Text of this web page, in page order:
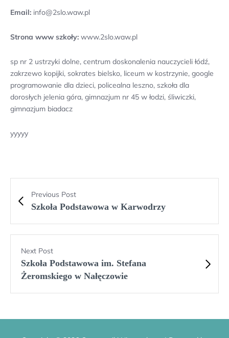
Email: info@2slo.waw.pl
Strona www szkoły: www.2slo.waw.pl
sp nr 2 ustrzyki dolne, centrum doskonalenia nauczycieli łódź,
zakrzewo kopijki, sokrates bielsko, liceum w kostrzynie, google
programowanie dla dzieci, policealna leszno, szkoła dla
dorosłych jelenia góra, gimnazjum nr 45 w łodzi, śliwiczki,
gimnazjum biadacz
yyyyy
Previous Post
Szkoła Podstawowa w Karwodrzy
Next Post
Szkoła Podstawowa im. Stefana
Żeromskiego w Nałęczowie